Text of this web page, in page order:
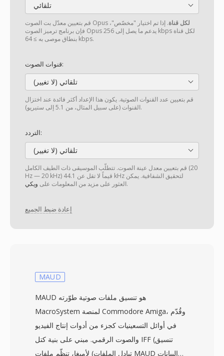
تلقائي
قم بتعيين معدّل بت الصوت Opus لكل قناة. إذا تم اختيار "مخصّص"،
فإن برنامج ترميز الصوت Opus يدعم ما يصل إلى 256 kbps لكل قناة
بنطاق موصى به ≥ 64 kbps.
قنوات الصوت:
تلقائي (لا تغيير)
قم بتعيين عدد القنوات الصوتية. يكون هذا الإعداد أكثر فائدة عند اختزال
القنوات (على سبيل المثال، من 5.1 إلى ستيريو).
التردد:
تلقائي (لا تغيير)
قم بتعيين معدل عينة الصوت. تتطلّب الموسيقى ذات الطيف الكامل (20
Hz — 20 kHz) قيماً لا تقل عن 44.1 kHz لتحقيق الشفافية. يمكن
العثور على مزيد من المعلومات على ويكي .
إعادة ضبط الجميع
MAUD
MAUD هو تنسيق ملفات صوتية طوّرته
MacroSystem لمنصة Commodore Amiga، وقُدّم
في أوائل التسعينيات كجزء من أدوات إنتاج الفيديو
والصوت الرقمي. مبني على بنية كتل IFF (تنسيق
تبادل الملفات) لأميغا، تنظّم ملفات MAUD البيانات